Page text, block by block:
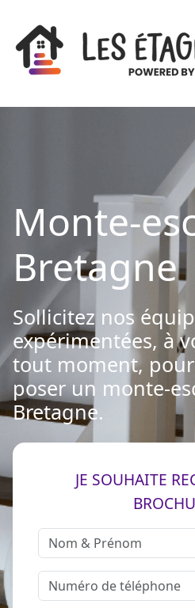
Monte-
Bretagne
Sollicitez nos
expérimentées, à
tout moment,
poser un monte-
Bretagne.
JE SOUHAITE